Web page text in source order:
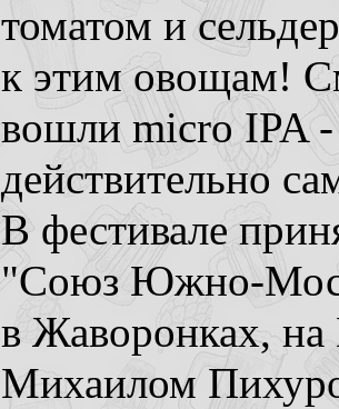
томатом и
к этим овощам!
вошли micro IPA
действительно
В фестивале
"Союз Южно-
в Жаворонках, на
Михаилом